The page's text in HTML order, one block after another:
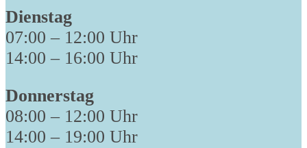
Dienstag
07:00 – 12:00 Uhr
14:00 – 16:00 Uhr
Donnerstag
08:00 – 12:00 Uhr
14:00 – 19:00 Uhr